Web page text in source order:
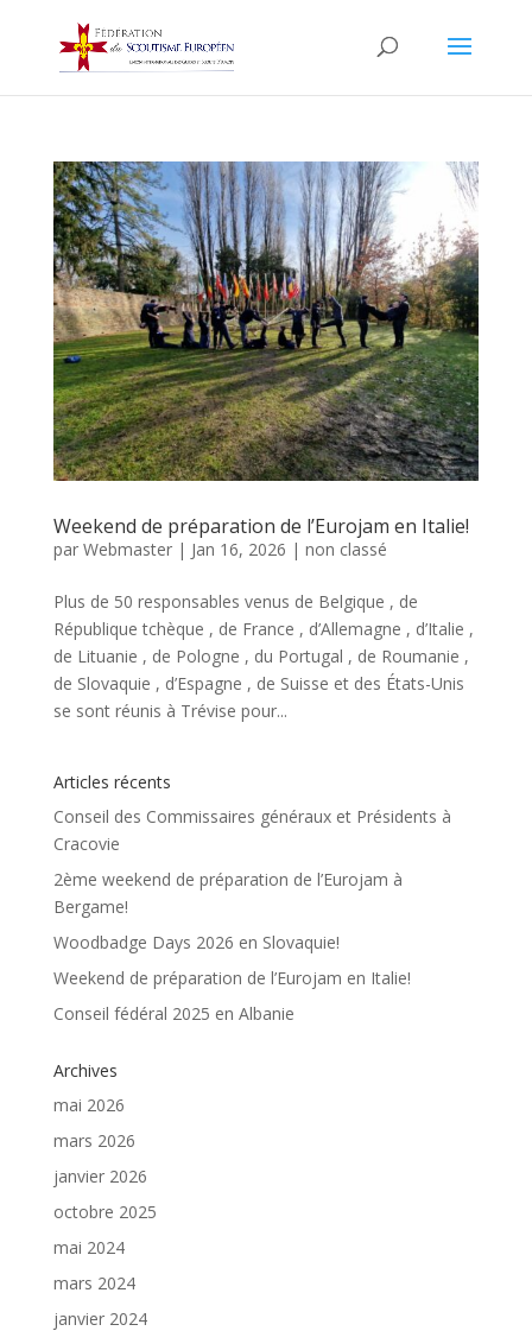
Weekend de préparation de l’Eurojam en Italie!
par Webmaster| Jan 16, 2026 | non classé
Plus de 50 responsables venus de Belgique , de
République tchèque , de France , d’Allemagne , d’Italie ,
de Lituanie , de Pologne , du Portugal , de Roumanie ,
de Slovaquie , d’Espagne , de Suisse et des États-Unis
se sont réunis à Trévise pour...
Articles récents
Conseil des Commissaires généraux et Présidents à
Cracovie
2ème weekend de préparation de l’Eurojam à
Bergame!
Woodbadge Days 2026 en Slovaquie!
Weekend de préparation de l’Eurojam en Italie!
Conseil fédéral 2025 en Albanie
Archives
mai 2026
mars 2026
janvier 2026
octobre 2025
mai 2024
mars 2024
janvier 2024